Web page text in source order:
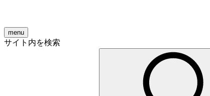
menu
サイト内を検索